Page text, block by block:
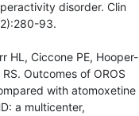
disorder. Clin
93.
HL, Ciccone PE, Hooper-
Outcomes of OROS
with atomoxetine
a multicenter,